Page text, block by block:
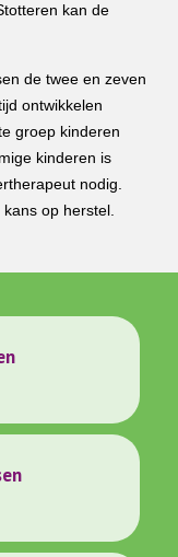
kan de
de twee en zeven
ontwikkelen
groep kinderen
kinderen is
nodig.
op herstel.